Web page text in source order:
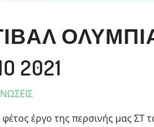
2021
έργο της περσινής μας ΣΤ